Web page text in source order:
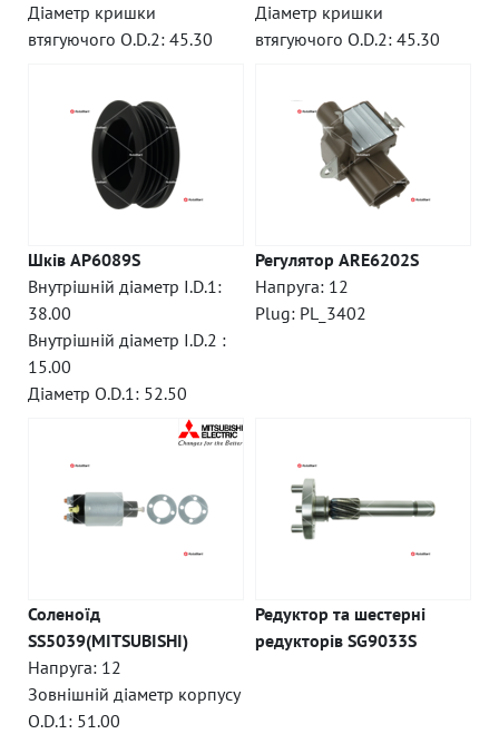
Діаметр кришки
втягуючого O.D.2: 45.30
Діаметр кришки
втягуючого O.D.2: 45.30
Шків AP6089S
Внутрішній діаметр I.D.1:
38.00
Внутрішній діаметр I.D.2 :
15.00
Діаметр O.D.1: 52.50
Регулятор ARE6202S
Напруга: 12
Plug: PL_3402
Соленоїд
SS5039(MITSUBISHI)
Напруга: 12
Зовнішній діаметр корпусу
O.D.1: 51.00
Редуктор та шестерні
редукторів SG9033S